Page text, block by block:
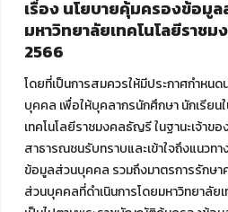
เรื่อง นโยบายคุ้มครองข้อมู
มหาวิทยาลัยเทคโนโลยีราช
2566
โดยที่เป็นการสมควรให้มีประกาศกำห
บุคคล เพื่อให้บุคลากรนักศึกษา นักเรียน
เทคโนโลยีราชมงคลธัญรี ในฐานะเจ้า
สาธารณชนรับทราบและเข้าใจถึงแนวท
ข้อมูลส่วนบุคคล รวมถึงมาตรการรักษ
ส่วนบุคคลที่ดำเนินการโดยมหาวิทยาลัย
ศูนย์นวัตกรรมและความรู้
ศูนย์พัฒนาและบริการนวัตกรรมดิจิ
สมัยใหม่ (MoSeC)
งานบริการวิชาการให้กับหน่วยงาน
โครงการส่งเสริมและพัฒนาผู้ประกอ
กิจกรรมการเชื่อมโยงเครือข่ายผู้ใ
เกษตร ภายใต้โครงการส่งเสริมการร